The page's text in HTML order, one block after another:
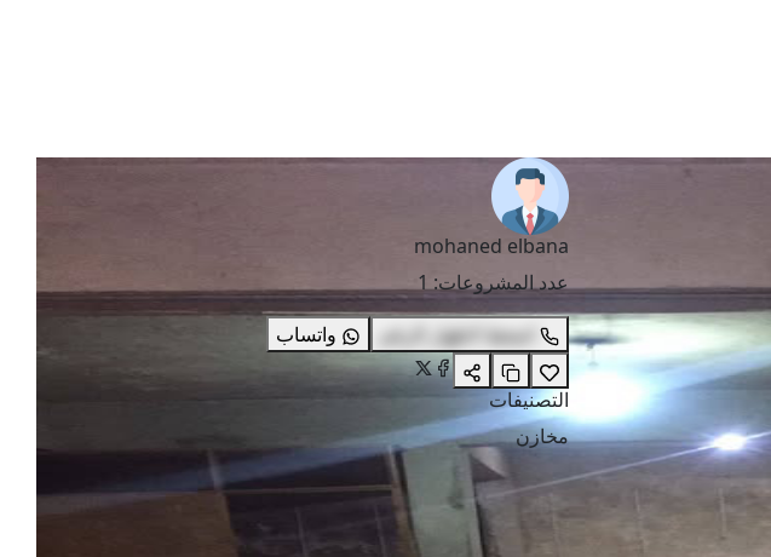
mohaned elbana
عدد المشروعات:
1
اضغط لاظهار الرقم
واتساب
التصنيفات
مخازن